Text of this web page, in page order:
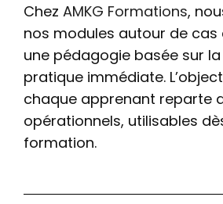
Chez AMKG Formations,
nos modules autour de cas
une pédagogie basée sur
pratique immédiate.
chaque apprenant reparte
opérationnels, utilisables
formation.